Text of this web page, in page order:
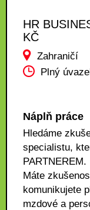
HR
KČ
Zahraničí
Plný
Náplň práce
Hledáme
specialistu,
PARTNEREM.
Máte
komunikujete
mzdové a